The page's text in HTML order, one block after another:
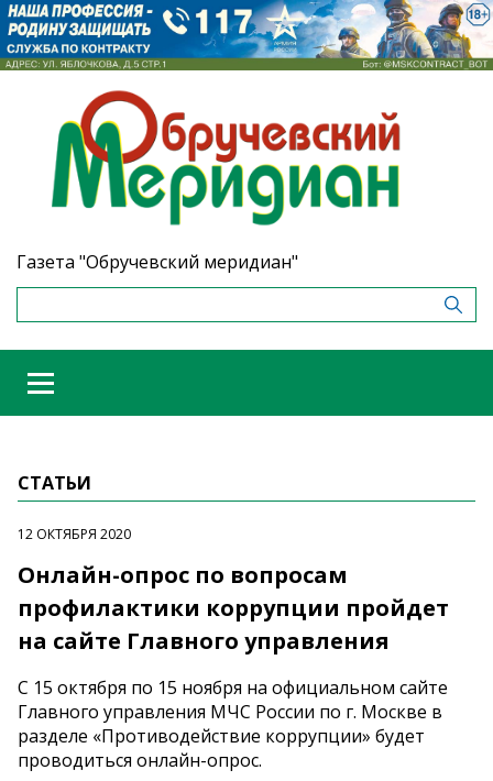
Газета "Обручевский меридиан"
СТАТЬИ
12 ОКТЯБРЯ 2020
Онлайн-опрос по вопросам
профилактики коррупции пройдет
на сайте Главного управления
С 15 октября по 15 ноября на официальном сайте
Главного управления МЧС России по г. Москве в
разделе «Противодействие коррупции» будет
проводиться онлайн-опрос.